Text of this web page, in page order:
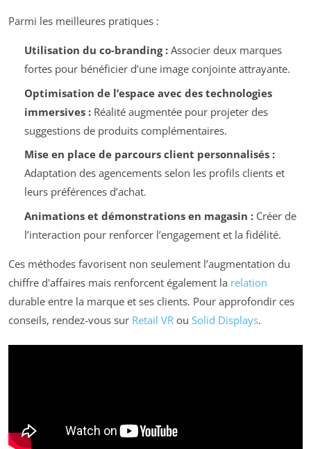
Parmi les meilleures pratiques :
Utilisation du co-branding :Associer deux marques
fortes pour bénéficier d’une image conjointe attrayante.
Optimisation de l’espace avec des technologies
immersives :Réalité augmentée pour projeter des
suggestions de produits complémentaires.
Mise en place de parcours client personnalisés :
Adaptation des agencements selon les profils clients et
leurs préférences d’achat.
Animations et démonstrations en magasin :Créer de
l’interaction pour renforcer l’engagement et la fidélité.
Ces méthodes favorisent non seulement l’augmentation du
chiffre d'affaires mais renforcent également la relation
durable entre la marque et ses clients. Pour approfondir ces
conseils, rendez-vous sur Retail VR ou Solid Displays.